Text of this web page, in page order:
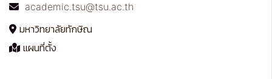
academic.tsu@tsu.ac.th
มหาวิทยาลัยทักษิณ
แผนที่ตั้ง